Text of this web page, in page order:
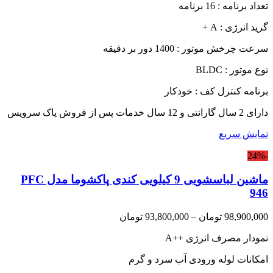
تعداد برنامه : 16 برنامه
گرید انرژی : A +
سرعت چرخش موتور : 1400 دور بر دقیقه
نوع موتور : BLDC
برنامه کنترل کف : خودکار
دارای 2 سال گارانتی و 12 سال خدمات پس از فروش پاک سرویس
نمایش سریع
-24%
ماشین لباسشویی 9 کیلویی کندی پاکشوما مدل PFC
946
98,900,000 تومان –
93,800,000 تومان
نمودار مصرف انرژی A++
امکانات لوله ورودی آب سرد و گرم